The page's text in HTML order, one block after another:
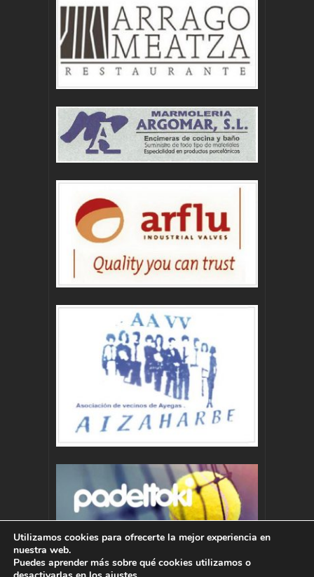
Utilizamos cookies para ofrecerte la mejor experiencia en
nuestra web.
Puedes aprender más sobre qué cookies utilizamos o